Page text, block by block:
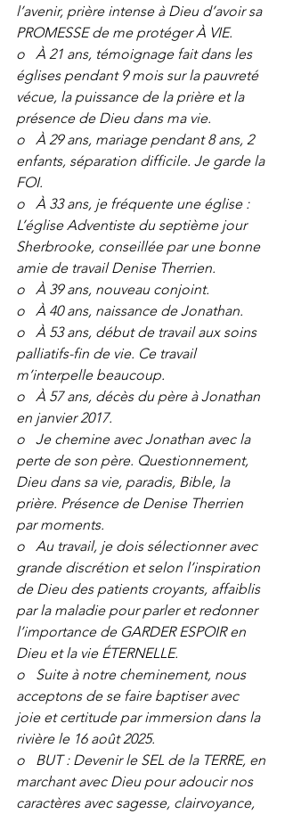
l’avenir, prière intense à Dieu d’avoir sa
PROMESSE de me protéger À VIE.
o   À 21 ans, témoignage fait dans les
églises pendant 9 mois sur la pauvreté
vécue, la puissance de la prière et la
présence de Dieu dans ma vie.
o   À 29 ans, mariage pendant 8 ans, 2
enfants, séparation difficile. Je garde la
FOI.
o   À 33 ans, je fréquente une église :
L’église Adventiste du septième jour
Sherbrooke, conseillée par une bonne
amie de travail Denise Therrien.
o   À 39 ans, nouveau conjoint.
o   À 40 ans, naissance de Jonathan.
o   À 53 ans, début de travail aux soins
palliatifs-fin de vie. Ce travail
m’interpelle beaucoup.
o   À 57 ans, décès du père à Jonathan
en janvier 2017.
o   Je chemine avec Jonathan avec la
perte de son père. Questionnement,
Dieu dans sa vie, paradis, Bible, la
prière. Présence de Denise Therrien
par moments.
o   Au travail, je dois sélectionner avec
grande discrétion et selon l’inspiration
de Dieu des patients croyants, affaiblis
par la maladie pour parler et redonner
l’importance de GARDER ESPOIR en
Dieu et la vie ÉTERNELLE.
o   Suite à notre cheminement, nous
acceptons de se faire baptiser avec
joie et certitude par immersion dans la
rivière le 16 août 2025.
o   BUT : Devenir le SEL de la TERRE, en
marchant avec Dieu pour adoucir nos
caractères avec sagesse, clairvoyance,